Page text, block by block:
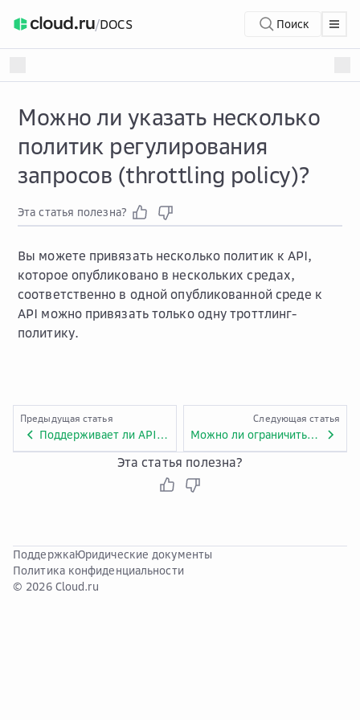
/DOCS Поиск
Можно ли указать несколько
политик регулирования
запросов (throttling policy)?
Эта статья полезна?
Вы можете привязать несколько политик к API,
которое опубликовано в нескольких средах,
соответственно в одной опубликованной среде к
API можно привязать только одну троттлинг-
политику.
Предыдущая статья
Поддерживает ли API Gateway двустороннюю аутентификацию?
Следующая статья
Можно ли ограничить количество параллельных API-запросов?
Эта статья полезна?
ПоддержкаЮридические документы
Политика конфиденциальности
© 2026 Cloud.ru